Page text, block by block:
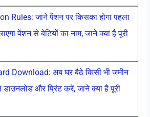
Rules: जाने पेंशन पर किसका होगा पहला
पेंशन से बेटियों का नाम, जाने क्या है पूरी
Download: अब घर बैठे किसी भी जमीन
डाउनलोड और प्रिंट करें, जाने क्या है पूरी